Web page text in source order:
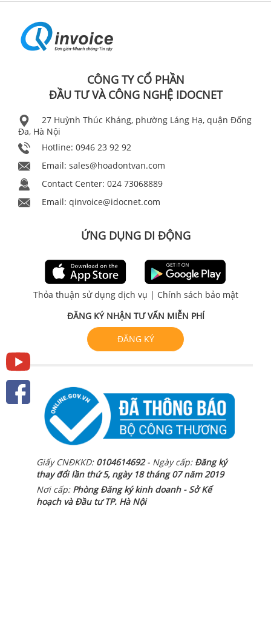
CÔNG TY CỔ PHẦN
ĐẦU TƯ VÀ CÔNG NGHỆ IDOCNET
27 Huỳnh Thúc Kháng, phường Láng Hạ, quận Đống
Đa, Hà Nội
Hotline: 0946 23 92 92
Email: sales@hoadontvan.com
Contact Center: 024 73068889
Email: qinvoice@idocnet.com
ỨNG DỤNG DI ĐỘNG
Thỏa thuận sử dụng dịch vụ | Chính sách bảo mật
ĐĂNG KÝ NHẬN TƯ VẤN MIỄN PHÍ
ĐĂNG KÝ
Giấy CNĐKKD:0104614692- Ngày cấp: Đăng ký
thay đổi lần thứ 5, ngày 18 tháng 07 năm 2019
Nơi cấp: Phòng Đăng ký kinh doanh - Sở Kế
hoạch và Đầu tư TP. Hà Nội